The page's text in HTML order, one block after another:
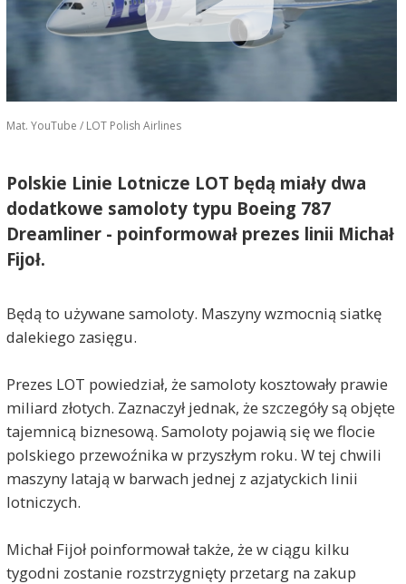
Mat. YouTube / LOT Polish Airlines
Polskie Linie Lotnicze LOT będą miały dwa
dodatkowe samoloty typu Boeing 787
Dreamliner - poinformował prezes linii Michał
Fijoł.
Będą to używane samoloty. Maszyny wzmocnią siatkę
dalekiego zasięgu.
Prezes LOT powiedział, że samoloty kosztowały prawie
miliard złotych. Zaznaczył jednak, że szczegóły są objęte
tajemnicą biznesową. Samoloty pojawią się we flocie
polskiego przewoźnika w przyszłym roku. W tej chwili
maszyny latają w barwach jednej z azjatyckich linii
lotniczych.
Michał Fijoł poinformował także, że w ciągu kilku
tygodni zostanie rozstrzygnięty przetarg na zakup